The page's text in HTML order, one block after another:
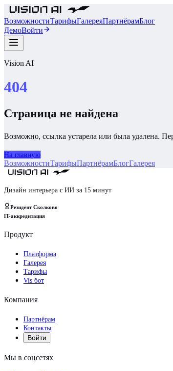
ВозможностиТарифыГалереяПартнёрамБлог
ДемоВойти
Vision AI
404
Страница не найдена
Возможно, ссылка устарела или была удалена.
На главную
ВозможностиТарифыПартнёрамБлогГалерея
Дизайн интерьера с ИИ за 15 минут
Резидент Сколково
IT-аккредитация
Продукт
Платформа
Галерея
Тарифы
Vis бот
Компания
Партнёрам
Контакты
Войти
Мы в соцсетях